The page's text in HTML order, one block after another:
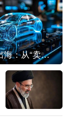
中国汽车出海：从“卖出去”到“走进去”